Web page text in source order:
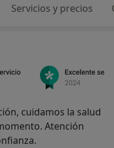
Servicios y precios
cuidamos la salud
Atención